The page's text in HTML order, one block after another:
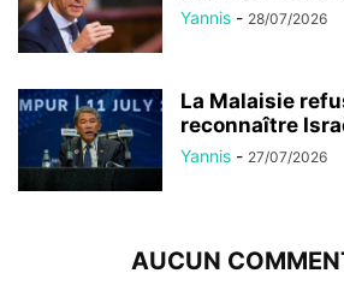
Yannis - 28/07/2026
La Malaisie
reconnaître
Yannis - 27/07/2026
AUCUN